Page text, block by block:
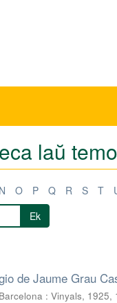
laŭ
N O P Q R S T
Ek
de Jaume Grau
Barcelona : Vinyals, 1925,